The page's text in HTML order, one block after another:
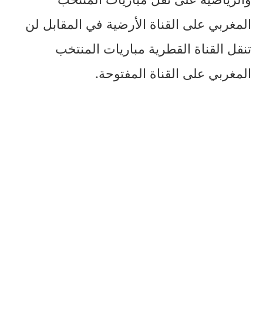
المغربي على القناة الأرضية في المقابل لن
تنقل القناة القطرية مباريات المنتخب
المغربي على القناة المفتوحة.